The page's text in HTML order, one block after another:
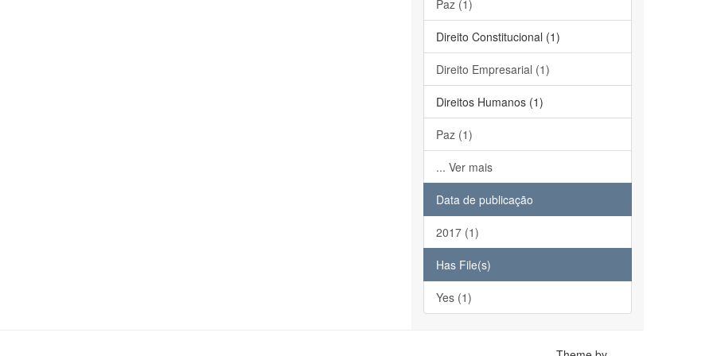
Paz (1)
Direito Constitucional (1)
Direito Empresarial (1)
Direitos Humanos (1)
Paz (1)
... Ver mais
Data de publicação
2017 (1)
Has File(s)
Yes (1)